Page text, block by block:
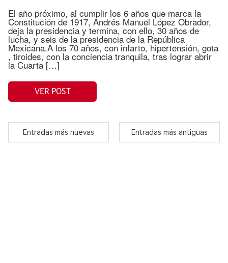
El año próximo, al cumplir los 6 años que marca la
Constitución de 1917, Andrés Manuel López Obrador,
deja la presidencia y termina, con ello, 30 años de
lucha, y seis de la presidencia de la República
Mexicana.A los 70 años, con infarto, hipertensión, gota
, tiroides, con la conciencia tranquila, tras lograr abrir
la Cuarta […]
VER POST
Entradas más nuevas Entradas más antiguas